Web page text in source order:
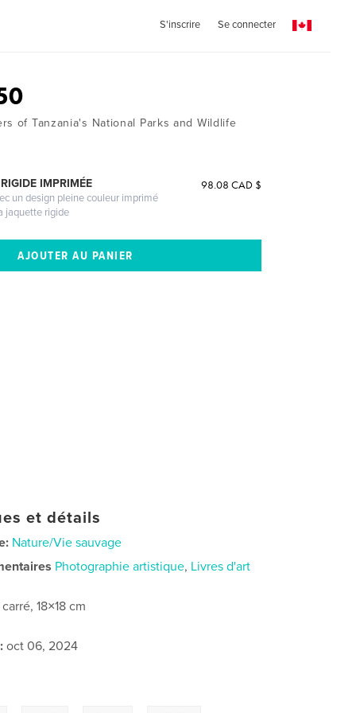
S'inscrire Se connecter
of Tanzania's National Parks and Wildlife
IMPRIMÉE
un design pleine couleur imprimé
jaquette rigide
98.08 CAD $
et détails
Nature/Vie sauvage
Photographie artistique, Livres d'art
18×18 cm
oct 06, 2024